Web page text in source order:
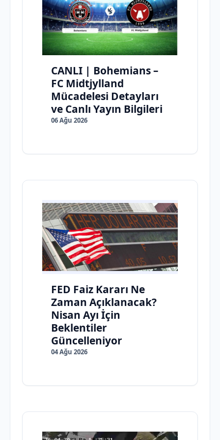
CANLI | Bohemians –
FC Midtjylland
Mücadelesi Detayları
ve Canlı Yayın Bilgileri
06 Ağu 2026
FED Faiz Kararı Ne
Zaman Açıklanacak?
Nisan Ayı İçin
Beklentiler
Güncelleniyor
04 Ağu 2026